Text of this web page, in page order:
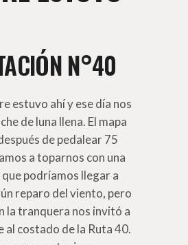
N°40
estuvo ahí y ese día nos
de luna llena. El mapa
de pedalear 75
a toparnos con una
que podríamos llegar a
reparo del viento, pero
la tranquera nos invitó a
al costado de la Ruta 40.